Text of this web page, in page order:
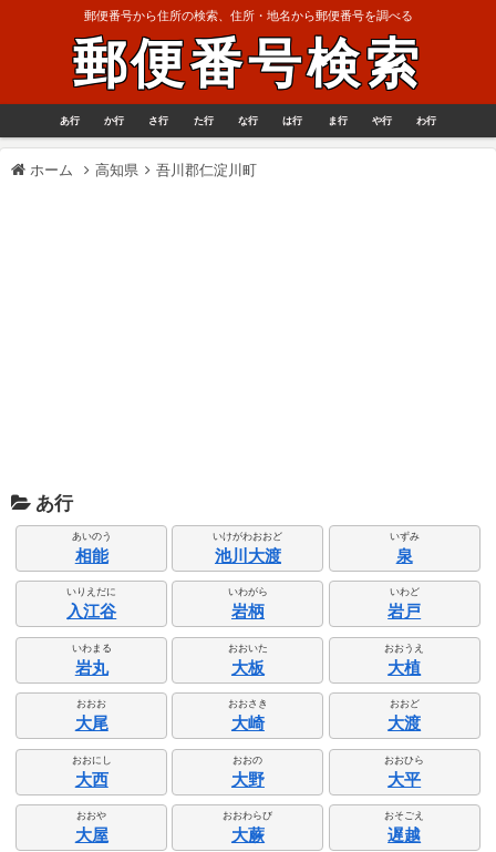
郵便番号から住所の検索、住所・地名から郵便番号を調べる
郵便番号検索
あ行 か行 さ行 た行 な行 は行 ま行 や行 わ行
ホーム 高知県 吾川郡仁淀川町
あ行
あいのう
相能
いけがわおおど
池川大渡
いずみ
泉
いりえだに
入江谷
いわがら
岩柄
いわど
岩戸
いわまる
岩丸
おおいた
大板
おおうえ
大植
おおお
大尾
おおさき
大崎
おおど
大渡
おおにし
大西
おおの
大野
おおひら
大平
おおや
大屋
おおわらび
大蕨
おそごえ
遅越